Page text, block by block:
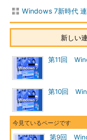
「Windowsファイアウォ
ル」が最初である
（Windows 2000でも簡
パケット・フィルタ機能
利用できたが、機能はか
り限定的であった。詳細は
連載「常時接続時代のパー
ソナル・セキュリティ対
」を参照）。Windows
Vista／Windows Server
2008ではそれをさらに改
し、「セキュリティが強
Windows 7新時代
新しい
第11回
第10回
第9回